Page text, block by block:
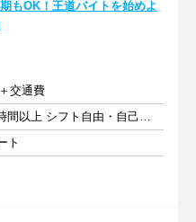
期もOK！王道バイトを始めよ
交通費
週1日以上 1日2時間以上 シフト自由・自己申告
ト